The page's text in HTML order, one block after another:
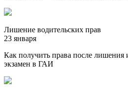
Лишение водительских прав
23 января
Как получить права после лишения
экзамен в ГАИ